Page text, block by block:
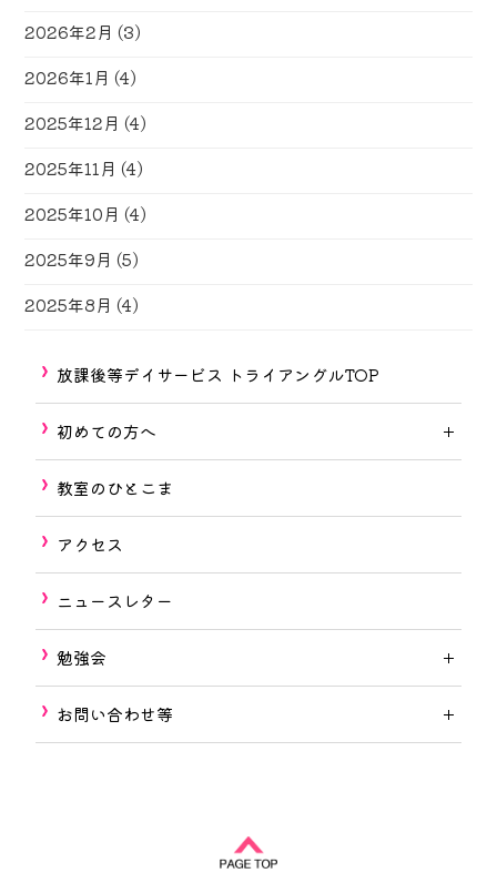
2026年2月 (3)
2026年1月 (4)
2025年12月 (4)
2025年11月 (4)
2025年10月 (4)
2025年9月 (5)
2025年8月 (4)
放課後等デイサービス トライアングルTOP
初めての方へ
教室のひとこま
アクセス
ニュースレター
勉強会
お問い合わせ等